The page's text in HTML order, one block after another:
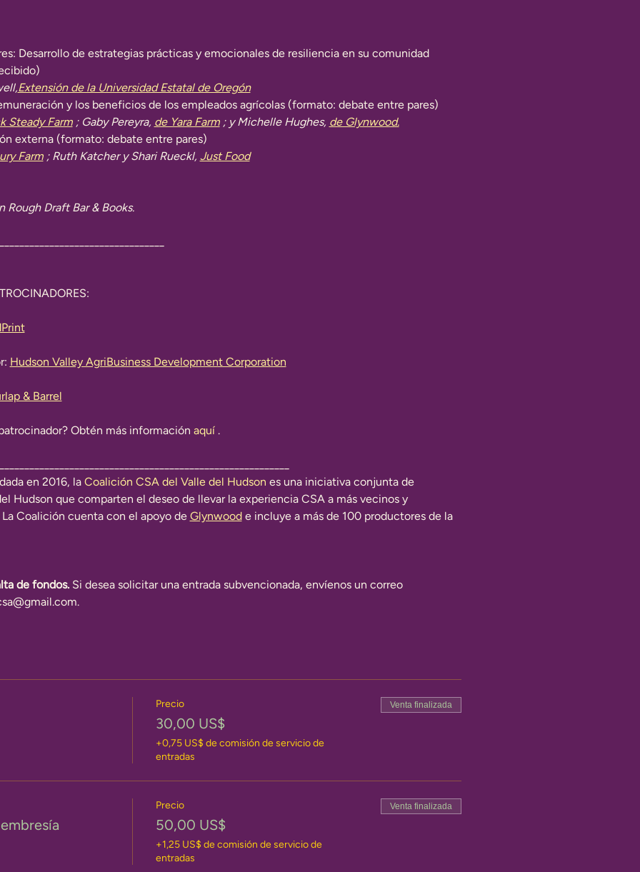
Desarrollo de estrategias prácticas y emocionales de resiliencia en su comunidad
Extensión de la Universidad Estatal de Oregón
y los beneficios de los empleados agrícolas (formato: debate entre pares)
Steady Farm ; Gaby Pereyra, de Yara Farm ; y Michelle Hughes, de Glynwood.
externa (formato: debate entre pares)
Farm ; Ruth Katcher y Shari Rueckl, Just Food
Draft Bar & Books.
Hudson Valley AgriBusiness Development Corporation
& Barrel
Obtén más información aquí .
en 2016, la Coalición CSA del Valle del Hudson es una iniciativa conjunta de
Hudson que comparten el deseo de llevar la experiencia CSA a más vecinos y
Coalición cuenta con el apoyo de Glynwood e incluye a más de 100 productores de la
de fondos. Si desea solicitar una entrada subvencionada, envíenos un correo
Precio
30,00 US$
+0,75 US$ de comisión de servicio de
entradas
Venta finalizada
Precio
50,00 US$
+1,25 US$ de comisión de servicio de
entradas
Venta finalizada